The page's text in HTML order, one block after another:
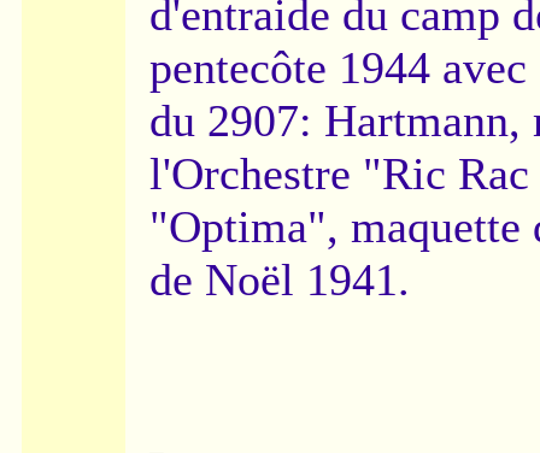
d'entraide du camp
pentecôte 1944
du 2907: Hartmann,
l'Orchestre "Ric
"Optima", maquette
de Noël 1941.